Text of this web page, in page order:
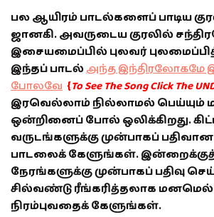
பல ஆயிரம் பாடல்களைப் பாடிய
ஜானகி. அவருடைய குரலில்
இசையமைப்பில் புலவர்
இந்தப் பாடல்அந்த இந்திரலோகமே
போலவே {To See The Song Click The
இரவெல்லாம் நில்லாமல் பெய்யும்
ஒன்றினைப் போல் ஒலிக்கிறது.
வருடங்களுக்கு முன்பாகப்
பாடலைக் கேளுங்கள்.
நேரங்களுக்கு முன்பாகப் பதிவு
சில்வண்டு ரீங்கரித்தலாக
நிரம்புவதைக் கேளுங்கள்.